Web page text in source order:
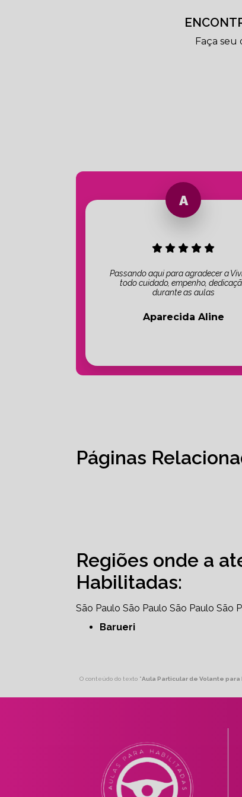
Faça seu
Passando aqui para agradecer a
todo cuidado, empenho,
durante as aulas
Aparecida Aline
Páginas
Regiões onde a
Habilitadas:
São Paulo São Paulo São Paulo São
Barueri
O conteúdo do texto "Aula Particular de Volante